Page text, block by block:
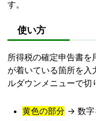
す。
使い方
所得税の確定申告書を
が着いている箇所を入
ルダウンメニューで切
黄色の部分 → 数字